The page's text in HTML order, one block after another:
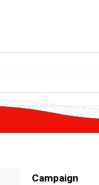
Campaign